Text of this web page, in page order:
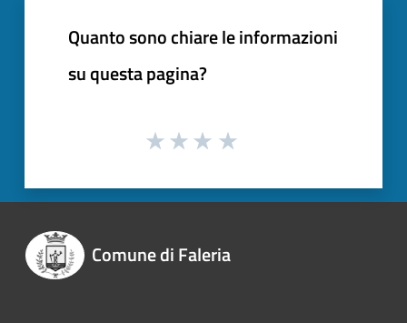
Quanto sono chiare le informazioni
su questa pagina?
Comune di Faleria